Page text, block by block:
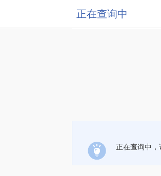
正在查询中
正在查询中，